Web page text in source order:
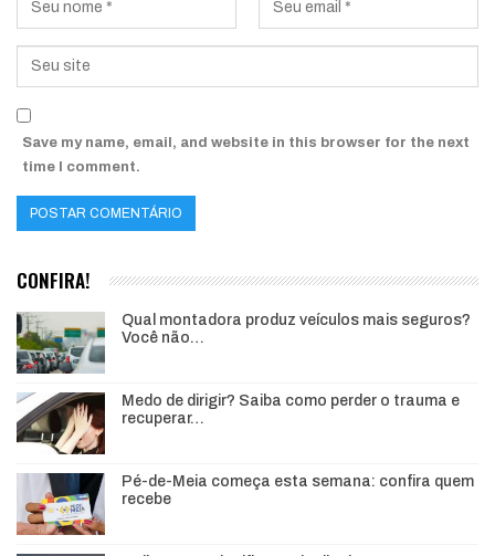
Save my name, email, and website in this browser for the next
time I comment.
CONFIRA!
Qual montadora produz veículos mais seguros?
Você não…
Medo de dirigir? Saiba como perder o trauma e
recuperar…
Pé-de-Meia começa esta semana: confira quem
recebe